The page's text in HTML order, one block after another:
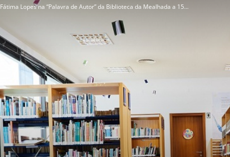
Fátima Lopes na “Palavra de Autor” da Biblioteca da Mealhada a 15...